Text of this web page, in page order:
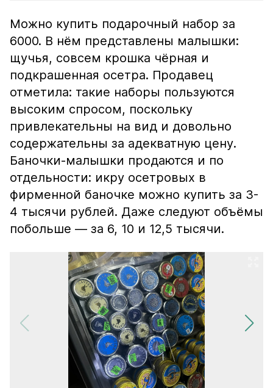
Можно купить подарочный набор за
6000. В нём представлены малышки:
щучья, совсем крошка чёрная и
подкрашенная осетра. Продавец
отметила: такие наборы пользуются
высоким спросом, поскольку
привлекательны на вид и довольно
содержательны за адекватную цену.
Баночки-малышки продаются и по
отдельности: икру осетровых в
фирменной баночке можно купить за 3-
4 тысячи рублей. Даже следуют объёмы
побольше — за 6, 10 и 12,5 тысячи.